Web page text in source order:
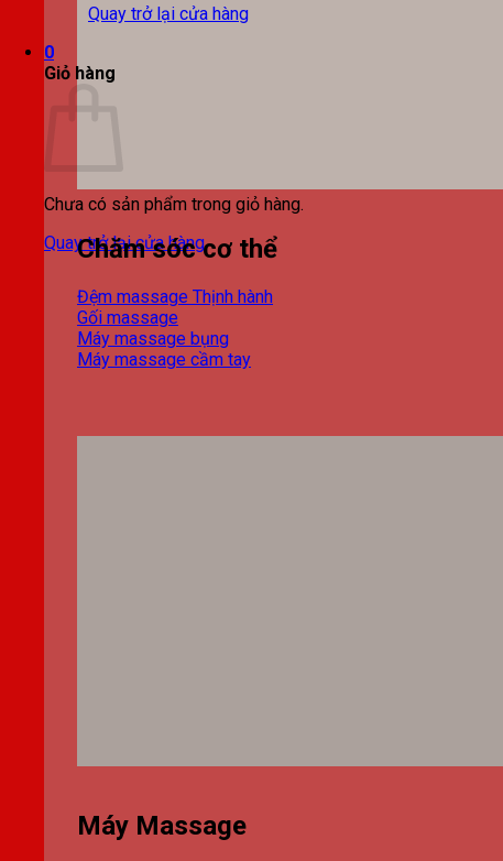
Quay trở lại cửa hàng
0
Giỏ hàng
Chưa có sản phẩm trong giỏ hàng.
Quay trở lại cửa hàng
Chăm sóc cơ thể
Đệm massage
Gối massage
Máy massage bụng
Máy massage cầm tay
Máy Massage